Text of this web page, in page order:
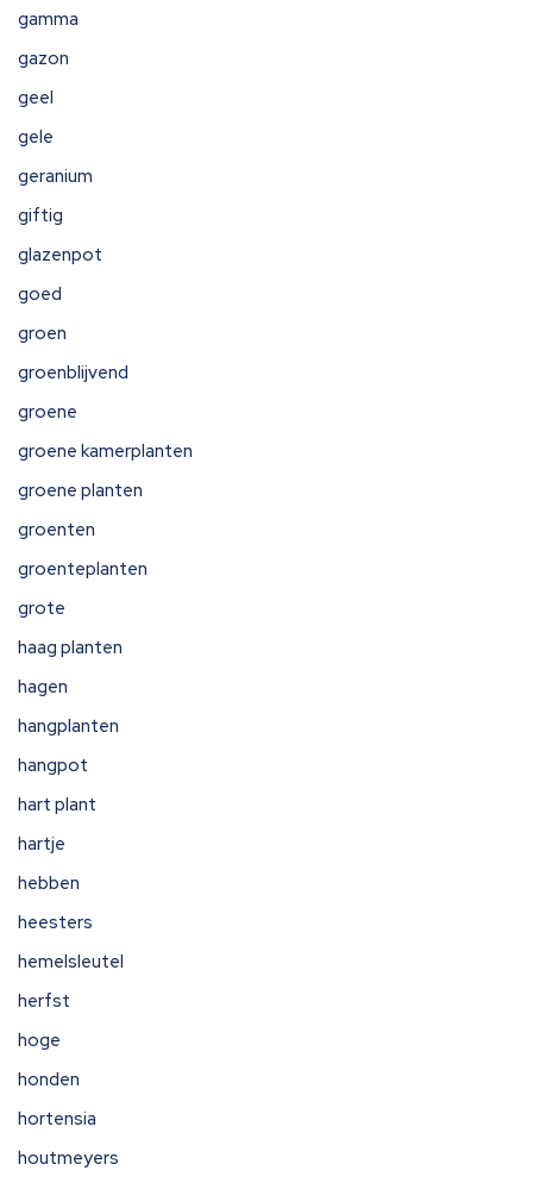
gamma
gazon
geel
gele
geranium
giftig
glazenpot
goed
groen
groenblijvend
groene
groene kamerplanten
groene planten
groenten
groenteplanten
grote
haag planten
hagen
hangplanten
hangpot
hart plant
hartje
hebben
heesters
hemelsleutel
herfst
hoge
honden
hortensia
houtmeyers